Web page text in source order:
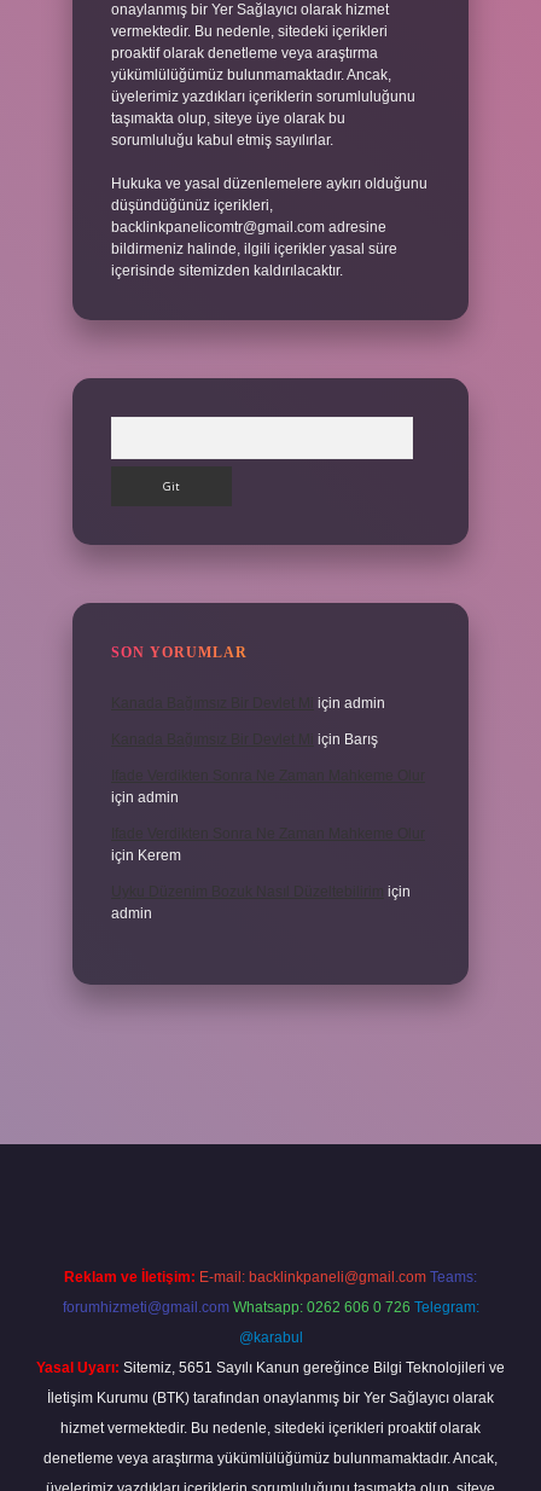
onaylanmış bir Yer Sağlayıcı olarak hizmet
vermektedir. Bu nedenle, sitedeki içerikleri
proaktif olarak denetleme veya araştırma
yükümlülüğümüz bulunmamaktadır. Ancak,
üyelerimiz yazdıkları içeriklerin sorumluluğunu
taşımakta olup, siteye üye olarak bu
sorumluluğu kabul etmiş sayılırlar.
Hukuka ve yasal düzenlemelere aykırı olduğunu
düşündüğünüz içerikleri,
backlinkpanelicomtr@gmail.com adresine
bildirmeniz halinde, ilgili içerikler yasal süre
içerisinde sitemizden kaldırılacaktır.
SON YORUMLAR
için admin
için Barış
için admin
için Kerem
için
admin
Reklam ve İletişim: E-mail: backlinkpaneli@gmail.com Teams:
forumhizmeti@gmail.com Whatsapp: 0262 606 0 726 Telegram:
@karabul
Yasal Uyarı: Sitemiz, 5651 Sayılı Kanun gereğince Bilgi Teknolojileri ve
İletişim Kurumu (BTK) tarafından onaylanmış bir Yer Sağlayıcı olarak
hizmet vermektedir. Bu nedenle, sitedeki içerikleri proaktif olarak
denetleme veya araştırma yükümlülüğümüz bulunmamaktadır. Ancak,